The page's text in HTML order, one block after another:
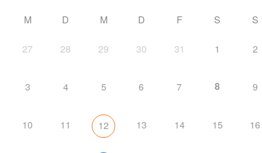
M D M D F S S
27 28 29 30 31 1 2
3 4 5 6 7 8 9
10 11 12 13 14 15 16